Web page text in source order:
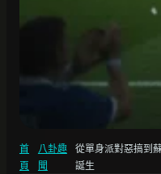
首
頁
八卦趣
聞
從單身派對惡搞到
誕生